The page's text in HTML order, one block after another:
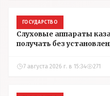
ГОСУДАРСТВО
Слуховые аппараты
получать без
7 августа 2026 г. в 15:34 271